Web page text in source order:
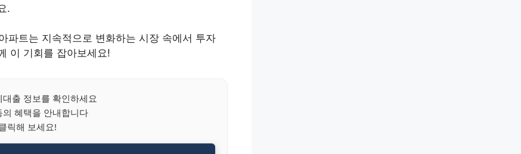
.
파트는 지속적으로 변화하는 시장 속에서 투자
이 기회를 잡아보세요!
대출 정보를 확인하세요
혜택을 안내합니다
릭해 보세요!